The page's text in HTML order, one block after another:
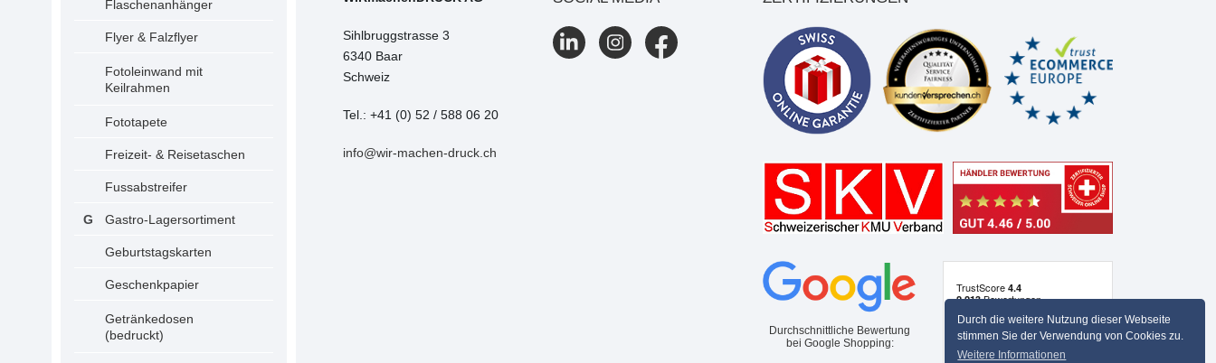
Durch die weitere Nutzung dieser Webseite
stimmen Sie der Verwendung von Cookies zu.
Weitere Informationen
Flaschenanhänger
Flyer & Falzflyer
Fotoleinwand mit
Keilrahmen
Fototapete
Freizeit- & Reisetaschen
Fussabstreifer
Gastro-Lagersortiment
Geburtstagskarten
Geschenkpapier
Getränkedosen
(bedruckt)
Sihlbruggstrasse 3
6340 Baar
Schweiz
Tel.: +41 (0) 52 / 588 06 20
info@wir-machen-druck.ch
Durchschnittliche Bewertung
bei Google Shopping: